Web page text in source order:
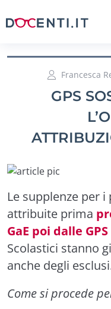
Francesca
GPS
Le supplenze per
attribuite prima
GaE poi dalle
Scolastici stanno
anche degli
Come si procede